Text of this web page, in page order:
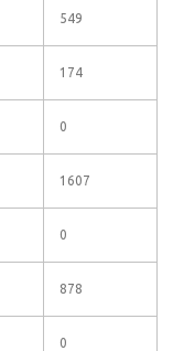
549
174
0
1607
0
878
0